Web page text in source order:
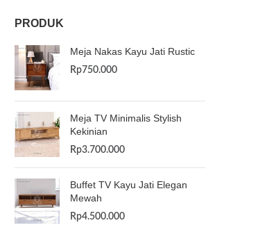
PRODUK
Meja Nakas Kayu Jati Rustic
Rp750.000
Meja TV Minimalis Stylish
Kekinian
Rp3.700.000
Buffet TV Kayu Jati Elegan
Mewah
Rp4.500.000